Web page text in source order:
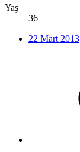
Yaş
36
22 Mart 2013